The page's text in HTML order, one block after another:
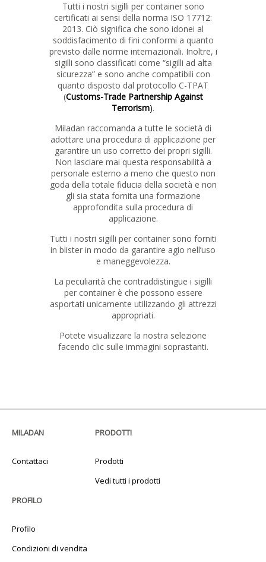
Tutti i nostri sigilli per container sono
certificati ai sensi della norma ISO 17712:
2013. Ciò significa che sono idonei al
soddisfacimento di fini conformi a quanto
previsto dalle norme internazionali. Inoltre, i
sigilli sono classificati come “sigilli ad alta
sicurezza” e sono anche compatibili con
quanto disposto dal protocollo C-TPAT
(Customs-Trade Partnership Against
Terrorism).
Miladan raccomanda a tutte le società di
adottare una procedura di applicazione per
garantire un uso corretto dei propri sigilli.
Non lasciare mai questa responsabilità a
personale esterno a meno che questo non
goda della totale fiducia della società e non
gli sia stata fornita una formazione
approfondita sulla procedura di
applicazione.
Tutti i nostri sigilli per container sono forniti
in blister in modo da garantire agio nell’uso
e maneggevolezza.
La peculiarità che contraddistingue i sigilli
per container è che possono essere
asportati unicamente utilizzando gli attrezzi
appropriati.
Potete visualizzare la nostra selezione
facendo clic sulle immagini soprastanti.
MILADAN
Contattaci
PRODOTTI
Prodotti
Vedi tutti i prodotti
PROFILO
Profilo
Condizioni di vendita